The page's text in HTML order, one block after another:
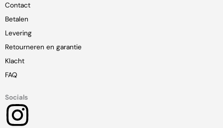
Contact
Betalen
Levering
Retourneren en garantie
Klacht
FAQ
Socials
I